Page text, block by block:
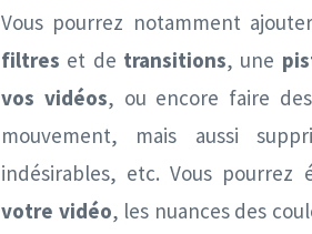
Vous pourrez notamment
filtres et de transitions, une
vos vidéos, ou encore faire
mouvement, mais aussi
indésirables, etc. Vous pourrez
votre vidéo, les nuances des